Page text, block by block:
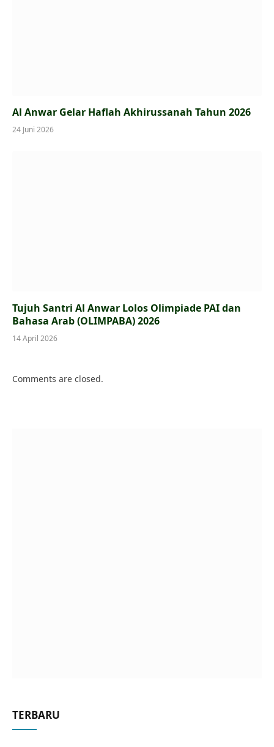
Al Anwar Gelar Haflah Akhirussanah Tahun 2026
24 Juni 2026
Tujuh Santri Al Anwar Lolos Olimpiade PAI dan
Bahasa Arab (OLIMPABA) 2026
14 April 2026
Comments are closed.
TERBARU